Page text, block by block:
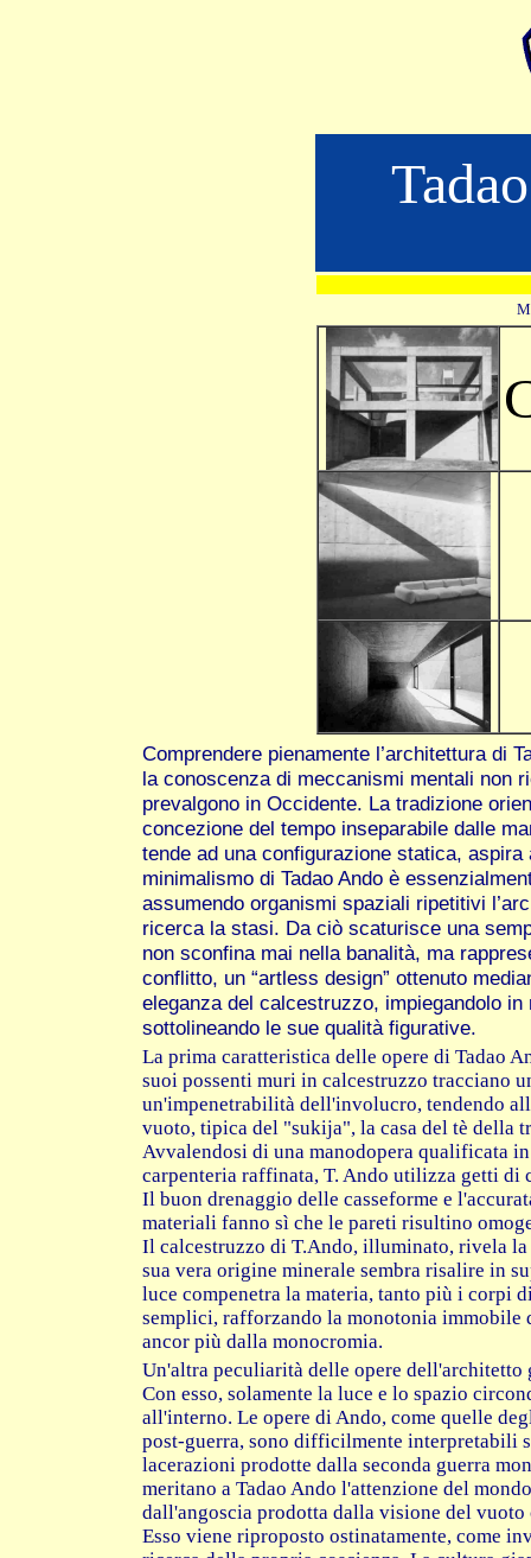
Comprendere pienamente l’architettura di
la conoscenza di meccanismi mentali non
prevalgono in Occidente. La tradizione
concezione del tempo inseparabile dalle
tende ad una configurazione statica, aspira
minimalismo di Tadao Ando è
assumendo organismi spaziali ripetitivi
ricerca la stasi. Da ciò scaturisce una
non sconfina mai nella banalità, ma
conflitto, un “artless design” ottenuto
eleganza del calcestruzzo, impiegandolo in
sottolineando le sue qualità figurative.
La prima caratteristica delle opere di Tadao
suoi possenti muri in calcestruzzo tracciano
un'impenetrabilità dell'involucro, tendendo
vuoto, tipica del "sukija", la casa del tè della
Avvalendosi di una manodopera qualificata
carpenteria raffinata, T. Ando utilizza getti di
Il buon drenaggio delle casseforme e
materiali fanno sì che le pareti risultino
Il calcestruzzo di T.Ando, illuminato, rivela la
sua vera origine minerale sembra risalire in
luce compenetra la materia, tanto più i corpi
semplici, rafforzando la monotonia immobile
ancor più dalla monocromia.
Un'altra peculiarità delle opere dell'architetto
Con esso, solamente la luce e lo spazio
all'interno. Le opere di Ando, come quelle
post-guerra, sono difficilmente interpretabili
lacerazioni prodotte dalla seconda guerra
meritano a Tadao Ando l'attenzione del
dall'angoscia prodotta dalla visione del vuoto
Esso viene riproposto ostinatamente, come